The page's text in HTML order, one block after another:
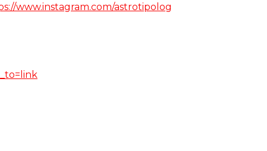
www.instagram.com/astrotipolog